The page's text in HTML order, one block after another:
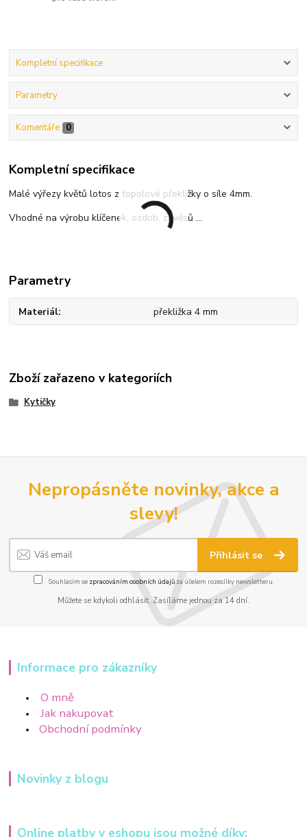
Kompletní specifikace
Parametry
Komentáře 0
Kompletní specifikace
Malé výřezy květů lotos z topolové překližky o síle 4mm.
Vhodné na výrobu klíčenek, ozdob, závěsů ...
Parametry
Materiál překližka 4 mm
Zboží zařazeno v kategoriích
Kytičky
Nepropásněte novinky, akce a
slevy!
Přihlásit se
Souhlasím se zpracováním osobních údajůza účelem rozesílky newsletteru.
Můžete se kdykoli odhlásit. Zasíláme jednou za 14 dní.
Informace pro zákazníky
O mně
Jak nakupovat
Obchodní podmínky
Novinky z blogu
Online platby v eshopu jsou možné díky: